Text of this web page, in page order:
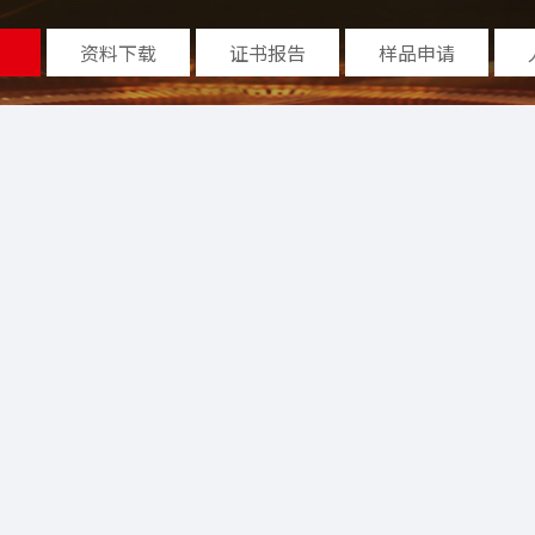
资料下载 证书报告 样品申请